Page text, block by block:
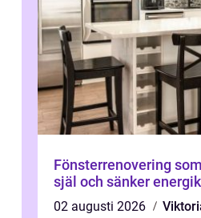
Fönsterrenovering
själ och sänker
02 augusti 2026